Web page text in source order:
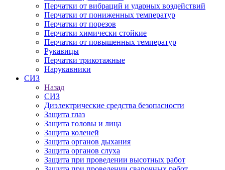
Перчатки от вибраций и ударных воздействий
Перчатки от пониженных температур
Перчатки от порезов
Перчатки химически стойкие
Перчатки от повышенных температур
Рукавицы
Перчатки трикотажные
Нарукавники
СИЗ
Назад
СИЗ
Диэлектрические средства безопасности
Защита глаз
Защита головы и лица
Защита коленей
Защита органов дыхания
Защита органов слуха
Защита при проведении высотных работ